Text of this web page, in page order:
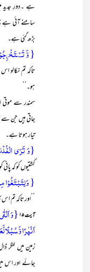
ہے ۔دورِ جدید
سامنے آئی ہے
بڑھ گئی ہے۔
{ وَّ
تاکہ تم نکالو
ہو۔‘‘
سمندر سے
جاتی ہیں جن
تیار ہوتا ہے۔
{وَ تَرَی
کشتیوں کو کہ
{ وَ لِتَبۡتَغُوۡا
’’اور تاکہ تم
آیت ۱۵
{وَ
اَنۡہٰرًا وَّ سُبُلًا
زمین میں
جائے اور اس